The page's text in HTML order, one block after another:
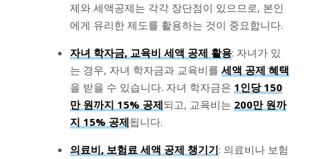
제와 세액공제는 각각 장단점이 있으므로, 본인
에게 유리한 제도를 활용하는 것이 중요합니다.
자녀 학자금, 교육비 세액 공제 활용: 자녀가 있
는 경우, 자녀 학자금과 교육비를 세액 공제 혜택
을 받을 수 있습니다. 자녀 학자금은 1인당 150
만 원까지 15% 공제되고, 교육비는 200만 원까
지 15% 공제됩니다.
의료비, 보험료 세액 공제 챙기기: 의료비나 보험